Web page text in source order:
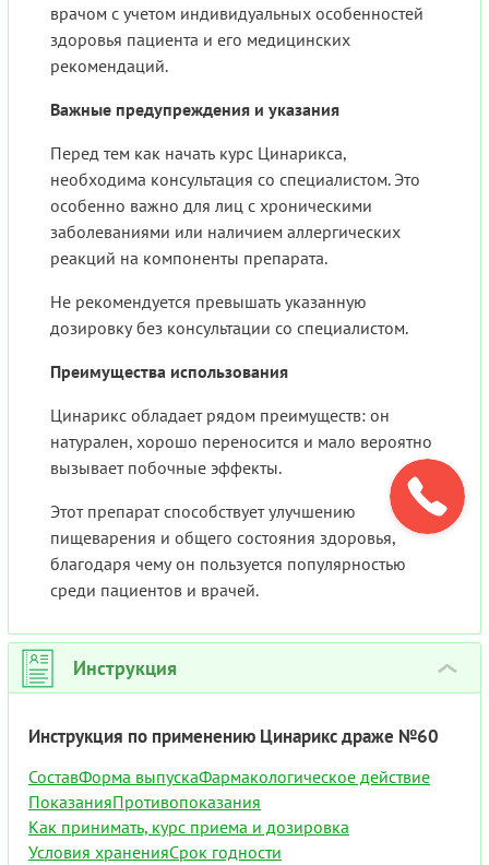
врачом с учетом индивидуальных особенностей
здоровья пациента и его медицинских
рекомендаций.
Важные предупреждения и указания
Перед тем как начать курс Цинарикса,
необходима консультация со специалистом. Это
особенно важно для лиц с хроническими
заболеваниями или наличием аллергических
реакций на компоненты препарата.
Не рекомендуется превышать указанную
дозировку без консультации со специалистом.
Преимущества использования
Цинарикс обладает рядом преимуществ: он
натурален, хорошо переносится и мало вероятно
вызывает побочные эффекты.
Этот препарат способствует улучшению
пищеварения и общего состояния здоровья,
благодаря чему он пользуется популярностью
среди пациентов и врачей.
Инструкция ›
Инструкция по применению Цинарикс драже №60
СоставФорма выпускаФармакологическое действие
ПоказанияПротивопоказания
Как принимать, курс приема и дозировка
Условия храненияСрок годности